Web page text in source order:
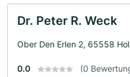
Dr. Peter R. Weck
Ober Den Erlen 2, 65558
0.0 (0